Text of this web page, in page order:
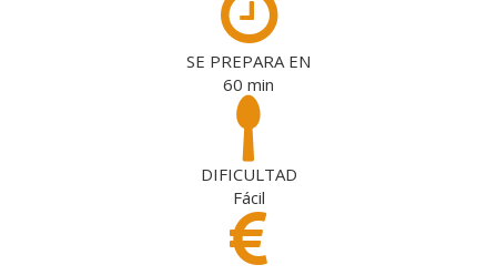
SE PREPARA EN
60 min
DIFICULTAD
Fácil